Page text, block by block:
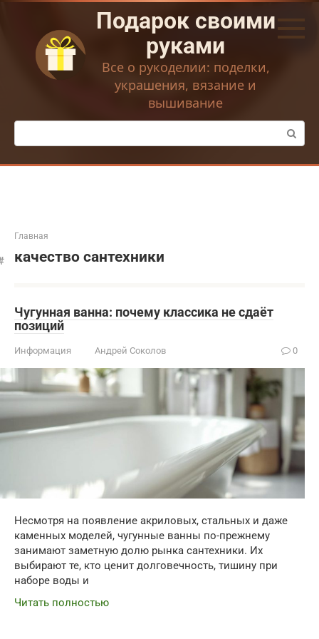
Перейти
контенту
Подарок своими
руками
Все о рукоделии: поделки,
украшения, вязание и
вышивание
Поиск:
Главная
качество сантехники
Чугунная ванна: почему классика не сдаёт
позиций
Информация Андрей Соколов 0
Несмотря на появление акриловых, стальных и даже
каменных моделей, чугунные ванны по-прежнему
занимают заметную долю рынка сантехники. Их
выбирают те, кто ценит долговечность, тишину при
наборе воды и
Читать полностью